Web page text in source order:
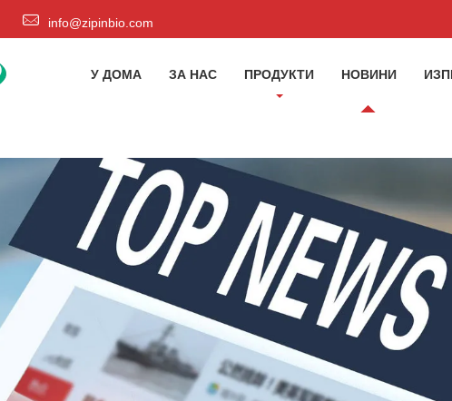
info@zipinbio.com
У ДОМА ЗА НАС ПРОДУКТИ НОВИНИ